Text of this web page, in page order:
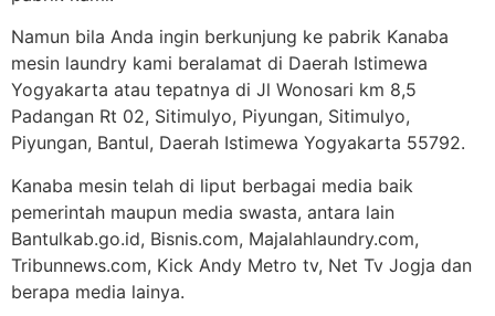
Namun bila Anda ingin berkunjung ke pabrik Kanaba
mesin laundry kami beralamat di Daerah Istimewa
Yogyakarta atau tepatnya di Jl Wonosari km 8,5
Padangan Rt 02, Sitimulyo, Piyungan, Sitimulyo,
Piyungan, Bantul, Daerah Istimewa Yogyakarta 55792.
Kanaba mesin telah di liput berbagai media baik
pemerintah maupun media swasta, antara lain
Bantulkab.go.id, Bisnis.com, Majalahlaundry.com,
Tribunnews.com, Kick Andy Metro tv, Net Tv Jogja dan
berapa media lainya.